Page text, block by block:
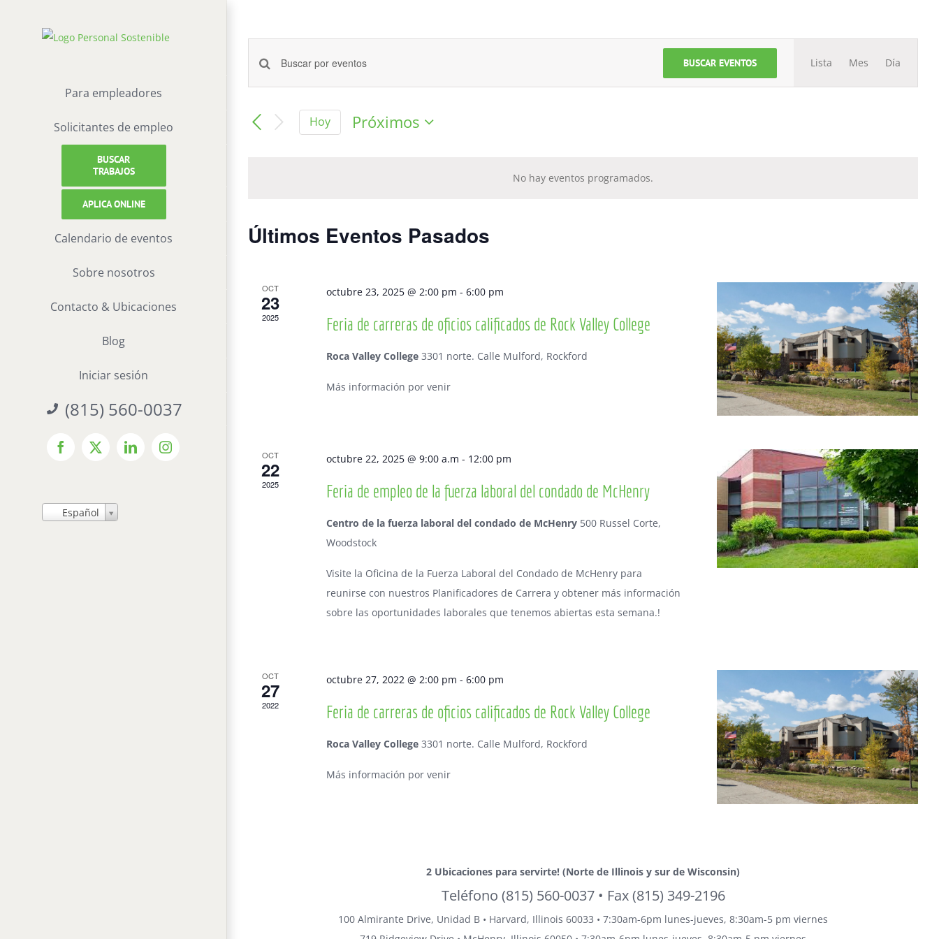
Para empleadores
Solicitantes de empleo
BUSCAR
TRABAJOS
APLICA ONLINE
Calendario de eventos
Sobre nosotros
Contacto & Ubicaciones
Blog
Iniciar sesión
(815) 560-0037
Facebook
X LinkedInInstagram
Español
No hay eventos programados.
Navegación
de
búsqueda
de
Introduce
la
clave.
palabra
clave.
BUSCAR EVENTOS Lista Mes Día
Hoy
Próximos
Últimos Eventos Pasados
OCT
23
2025
octubre 23, 2025 @ 2:00 pm - 6:00 pm
Feria de carreras de oficios calificados de Rock Valley College
Roca Valley College 3301 norte. Calle Mulford, Rockford
Más información por venir
OCT
22
2025
octubre 22, 2025 @ 9:00 a.m - 12:00 pm
Feria de empleo de la fuerza laboral del condado de McHenry
Centro de la fuerza laboral del condado de McHenry 500 Russel Corte,
Woodstock
Visite la Oficina de la Fuerza Laboral del Condado de McHenry para
reunirse con nuestros Planificadores de Carrera y obtener más información
sobre las oportunidades laborales que tenemos abiertas esta semana.!
OCT
27
2022
octubre 27, 2022 @ 2:00 pm - 6:00 pm
Feria de carreras de oficios calificados de Rock Valley College
Roca Valley College 3301 norte. Calle Mulford, Rockford
Más información por venir
2 Ubicaciones para servirte! (Norte de Illinois y sur de Wisconsin)
Teléfono (815) 560-0037• Fax (815) 349-2196
100 Almirante Drive, Unidad B • Harvard, Illinois 60033 • 7:30am-6pm lunes-jueves, 8:30am-5 pm viernes